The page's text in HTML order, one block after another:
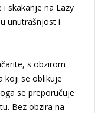
i skakanje na Lazy
unutrašnjost i
s obzirom
koji se oblikuje
se preporučuje
Bez obzira na